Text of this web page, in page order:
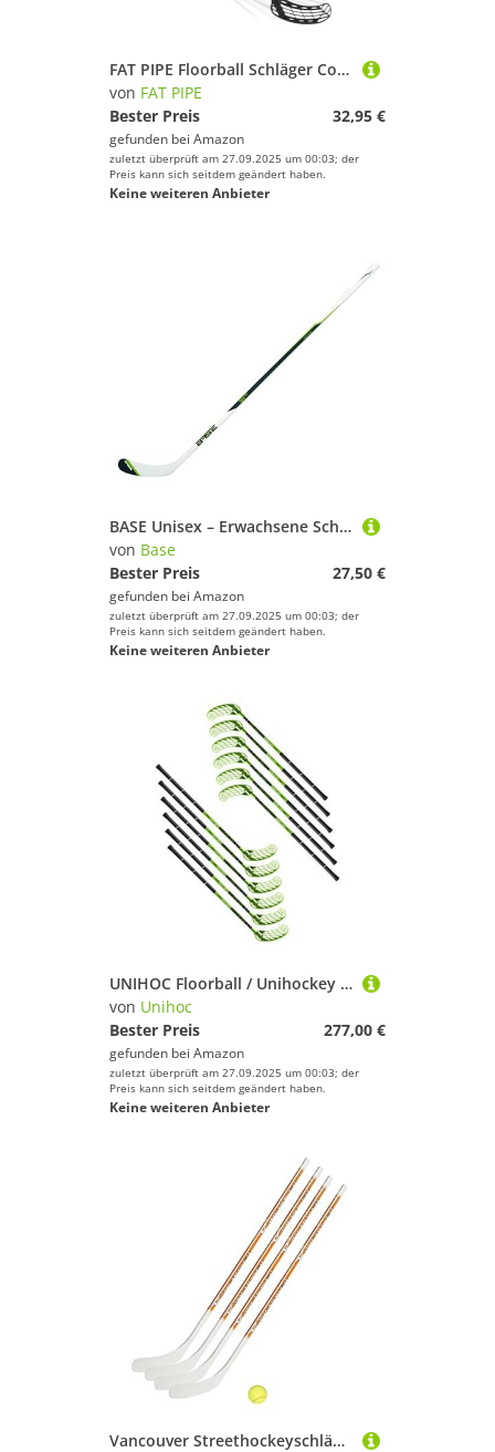
FAT PIPE Floorball Schläger Comet 33 PRO Silver (Schaftlänge 75 cm, rechte Hand Oben am Schläger, sogenannter Linksausleger)
von FAT PIPE
Bester Preis
32,95 €
gefunden bei Amazon
zuletzt überprüft am 27.09.2025 um 00:03; der
Preis kann sich seitdem geändert haben.
Keine weiteren Anbieter
BASE Unisex – Erwachsene Schläger S65 ABS-60 – Sr 152 cm | Für Straßen-und Eishockey, rechts, Rechtsschuss
von Base
Bester Preis
27,50 €
gefunden bei Amazon
zuletzt überprüft am 27.09.2025 um 00:03; der
Preis kann sich seitdem geändert haben.
Keine weiteren Anbieter
UNIHOC Floorball / Unihockey Schlägerset WINNER 96 cm Schaftlänge
von Unihoc
Bester Preis
277,00 €
gefunden bei Amazon
zuletzt überprüft am 27.09.2025 um 00:03; der
Preis kann sich seitdem geändert haben.
Keine weiteren Anbieter
Vancouver Streethockeyschläger-Set Junior 8: 4 Schläger 115cm gerade Kelle & Tennisball